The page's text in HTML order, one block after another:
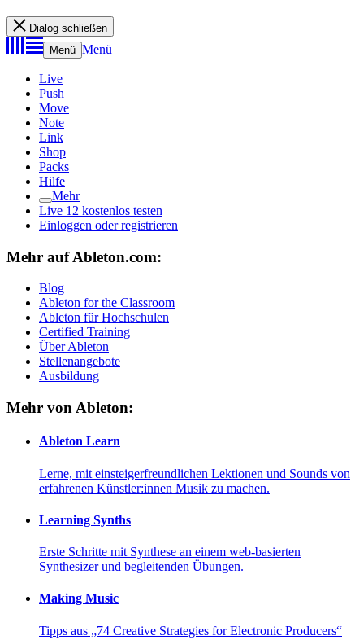
Dialog schließen
Menü Menü
Live
Push
Move
Note
Link
Shop
Packs
Hilfe
Mehr
Live 12 kostenlos testen
Einloggen oder registrieren
Mehr auf Ableton.com:
Blog
Ableton for the Classroom
Ableton für Hochschulen
Certified Training
Über Ableton
Stellenangebote
Ausbildung
Mehr von Ableton:
Ableton Learn
Lerne, mit einsteigerfreundlichen Lektionen und Sounds von
erfahrenen Künstler:innen Musik zu machen.
Learning Synths
Erste Schritte mit Synthese an einem web-basierten
Synthesizer und begleitenden Übungen.
Making Music
Tipps aus „74 Creative Strategies for Electronic Producers“